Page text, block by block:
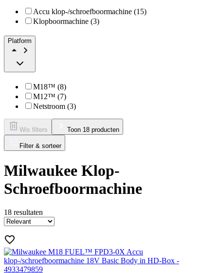
Accu klop-/schroefboormachine (15)
Klopboormachine (3)
Platform
M18™ (8)
M12™ (7)
Netstroom (3)
Wis filters Toon 18 producten
Filter & sorteer
Milwaukee Klop-
Schroefboormachine
18 resultaten